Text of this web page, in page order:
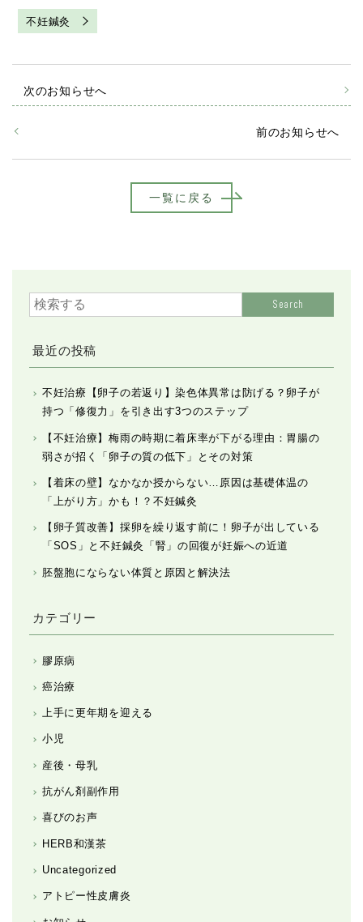
不妊鍼灸
次のお知らせへ
前のお知らせへ
一覧に戻る
Search
最近の投稿
不妊治療【卵子の若返り】染色体異常は防げる？卵子が
持つ「修復力」を引き出す3つのステップ
【不妊治療】梅雨の時期に着床率が下がる理由：胃腸の
弱さが招く「卵子の質の低下」とその対策
【着床の壁】なかなか授からない…原因は基礎体温の
「上がり方」かも！？不妊鍼灸
【卵子質改善】採卵を繰り返す前に！卵子が出している
「SOS」と不妊鍼灸「腎」の回復が妊娠への近道
胚盤胞にならない体質と原因と解決法
カテゴリー
膠原病
癌治療
上手に更年期を迎える
小児
産後・母乳
抗がん剤副作用
喜びのお声
HERB和漢茶
Uncategorized
アトピー性皮膚炎